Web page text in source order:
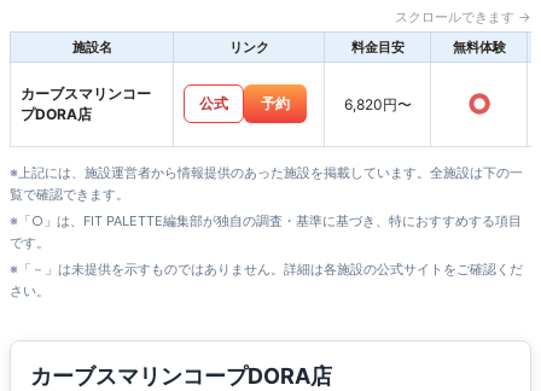
スクロールできます →
施設名
リンク 料金目安 無料体験
カーブスマリンコー
プDORA店
公式 予約 6,820円〜 ○
※上記には、施設運営者から情報提供のあった施設を掲載しています。全施設は下の一
覧で確認できます。
※「○」は、FIT PALETTE編集部が独自の調査・基準に基づき、特におすすめする項目
です。
※「－」は未提供を示すものではありません。詳細は各施設の公式サイトをご確認くだ
さい。
カーブスマリンコープDORA店